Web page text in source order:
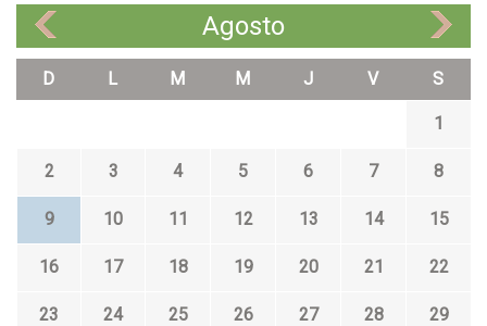
Agosto
D L M M J V S
1
2 3 4 5 6 7 8
9 10 11 12 13 14 15
16 17 18 19 20 21 22
23 24 25 26 27 28 29